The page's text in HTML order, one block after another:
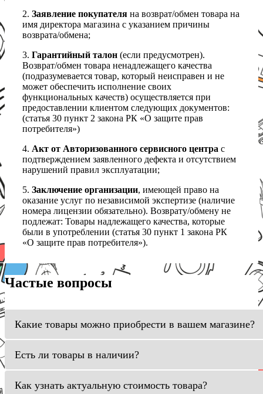
2. Заявление покупателя на возврат/обмен товара на
имя директора магазина с указанием причины
возврата/обмена;
3. Гарантийный талон (если предусмотрен).
Возврат/обмен товара ненадлежащего качества
(подразумевается товар, который неисправен и не
может обеспечить исполнение своих
функциональных качеств) осуществляется при
предоставлении клиентом следующих документов:
(статья 30 пункт 2 закона РК «О защите прав
потребителя»)
4. Акт от Авторизованного сервисного центра с
подтверждением заявленного дефекта и отсутствием
нарушений правил эксплуатации;
5. Заключение организации, имеющей право на
оказание услуг по независимой экспертизе (наличие
номера лицензии обязательно). Возврату/обмену не
подлежат: Товары надлежащего качества, которые
были в употреблении (статья 30 пункт 1 закона РК
«О защите прав потребителя»).
Частые вопросы
Какие товары можно приобрести в вашем магазине?
Есть ли товары в наличии?
Как узнать актуальную стоимость товара?